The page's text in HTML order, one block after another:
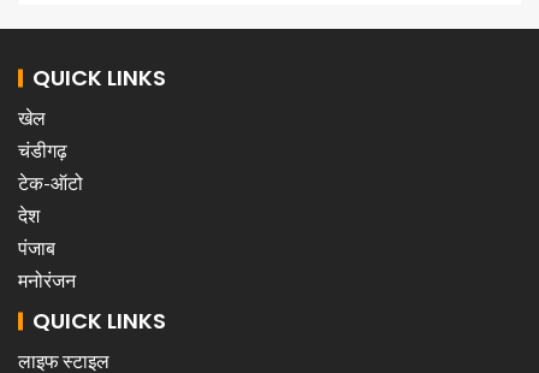
QUICK LINKS
खेल
चंडीगढ़
टेक-ऑटो
देश
पंजाब
मनोरंजन
QUICK LINKS
लाइफ स्टाइल